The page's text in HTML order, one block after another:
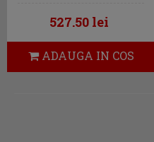
527.50 lei
ADAUGA IN COS